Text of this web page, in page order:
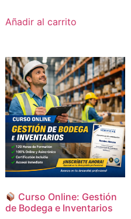
Añadir al carrito
Curso Online: Gestión
de Bodega e Inventarios